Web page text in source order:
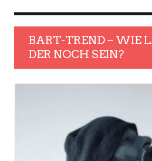
BART-TREND – WIE
DER NOCH SEIN?